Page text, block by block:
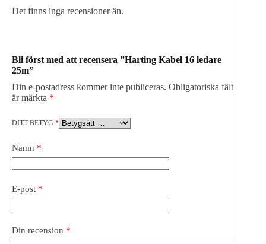
Det finns inga recensioner än.
Bli först med att recensera ”Harting Kabel 16 ledare
25m”
Din e-postadress kommer inte publiceras. Obligatoriska fält
är märkta *
DITT BETYG *
Namn *
E-post *
Din recension *